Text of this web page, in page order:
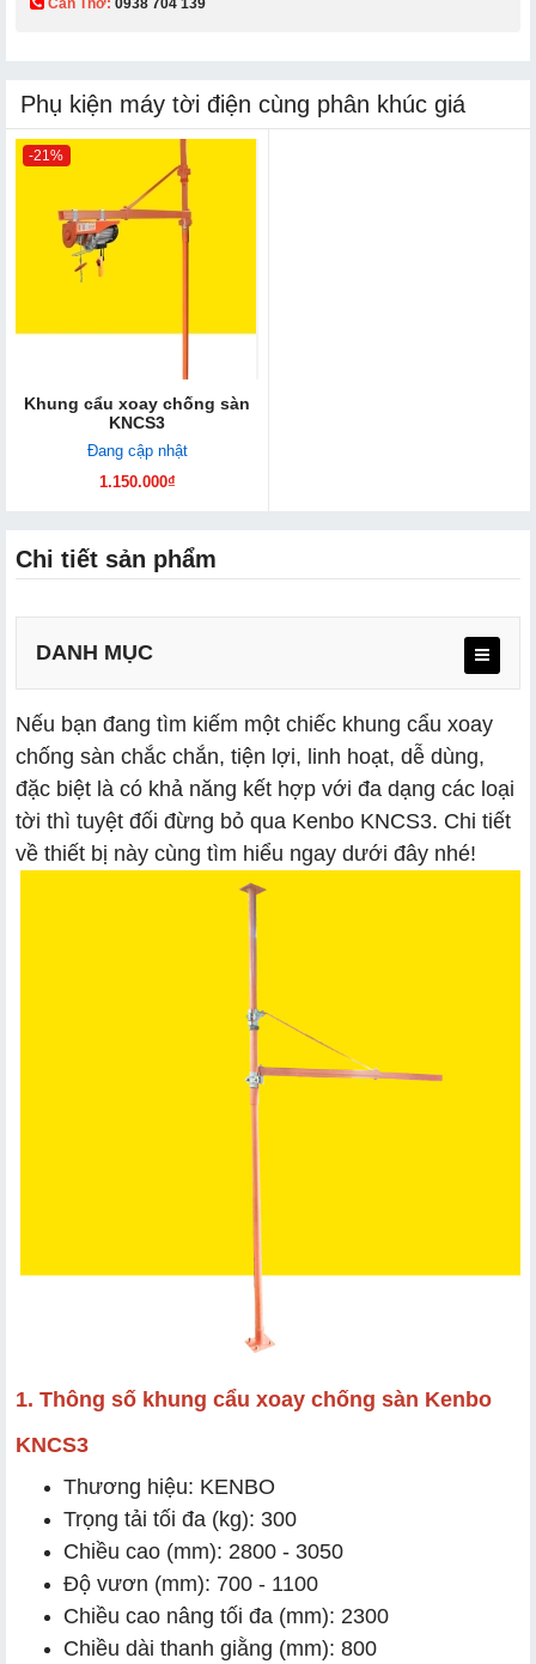
Cần Thơ: 0938 704 139​
Phụ kiện máy tời điện cùng phân khúc giá
-21%
Khung cẩu xoay chống sàn
KNCS3
Đang cập nhật
1.150.000₫
Chi tiết sản phẩm
DANH MỤC
Nếu bạn đang tìm kiếm một chiếc khung cẩu xoay
chống sàn chắc chắn, tiện lợi, linh hoạt, dễ dùng,
đặc biệt là có khả năng kết hợp với đa dạng các loại
tời thì tuyệt đối đừng bỏ qua Kenbo KNCS3. Chi tiết
về thiết bị này cùng tìm hiểu ngay dưới đây nhé!
1. Thông số khung cẩu xoay chống sàn Kenbo
KNCS3
Thương hiệu: KENBO
Trọng tải tối đa (kg): 300
Chiều cao (mm): 2800 - 3050
Độ vươn (mm): 700 - 1100
Chiều cao nâng tối đa (mm): 2300
Chiều dài thanh giằng (mm): 800